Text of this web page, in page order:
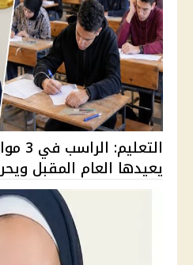
يعيدها العام المقبل